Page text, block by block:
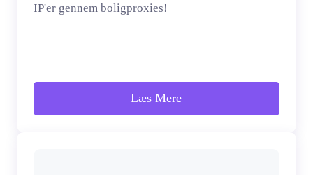
IP'er gennem boligproxies!
Læs Mere